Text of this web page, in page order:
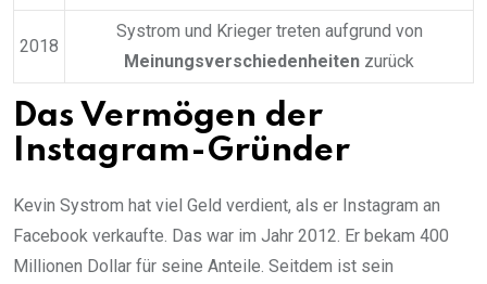
2018
Systrom und Krieger treten aufgrund von
Meinungsverschiedenheiten zurück
Das Vermögen der
Instagram-Gründer
Kevin Systrom hat viel Geld verdient, als er Instagram an
Facebook verkaufte. Das war im Jahr 2012. Er bekam 400
Millionen Dollar für seine Anteile. Seitdem ist sein